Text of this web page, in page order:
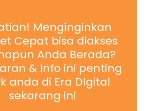
Menginginkan
Cepat bisa diakses
Anda Berada?
& Info ini penting
anda di Era DIgital
sekarang ini